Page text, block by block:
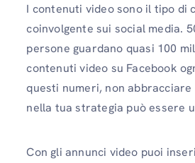
I contenuti video sono il tipo di
coinvolgente sui social media.
persone guardano quasi 100
contenuti video su Facebook
questi numeri, non abbracciare
nella tua strategia può essere
Con gli annunci video puoi